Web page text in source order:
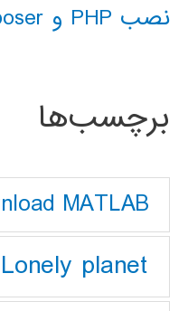
نصب PHP و composer در ویندوز 10
برچسب‌ها
MATLAB
Lonely planet